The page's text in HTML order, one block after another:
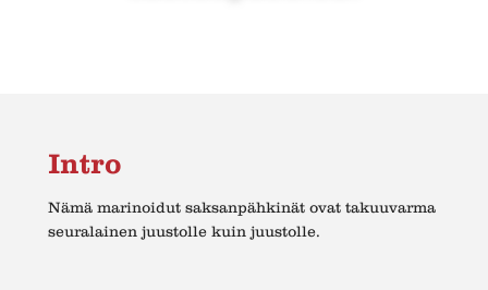
Intro
Nämä marinoidut saksanpähkinät ovat takuuvarma
seuralainen juustolle kuin juustolle.